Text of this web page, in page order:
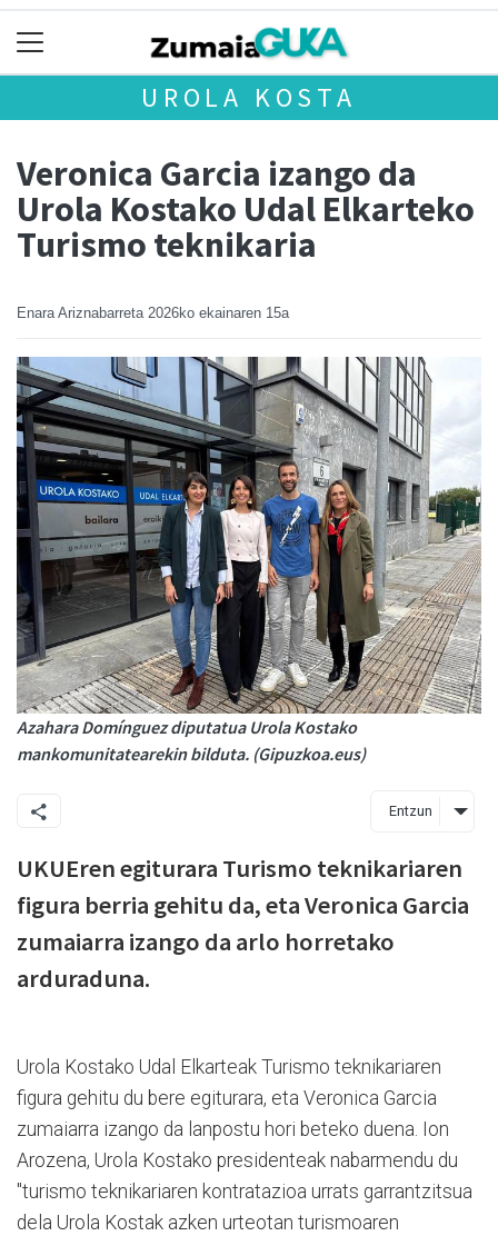
UROLA KOSTA
Veronica Garcia izango da
Urola Kostako Udal Elkarteko
Turismo teknikaria
Enara Ariznabarreta 2026ko ekainaren 15a
Azahara Domínguez diputatua Urola Kostako
mankomunitatearekin bilduta. (Gipuzkoa.eus)
Entzun
UKUEren egiturara Turismo teknikariaren
figura berria gehitu da, eta Veronica Garcia
zumaiarra izango da arlo horretako
arduraduna.
Urola Kostako Udal Elkarteak Turismo teknikariaren
figura gehitu du bere egiturara, eta Veronica Garcia
zumaiarra izango da lanpostu hori beteko duena. Ion
Arozena, Urola Kostako presidenteak nabarmendu du
"turismo teknikariaren kontratazioa urrats garrantzitsua
dela Urola Kostak azken urteotan turismoaren